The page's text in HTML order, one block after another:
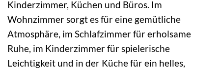
Kinderzimmer, Küchen und Büros. Im
Wohnzimmer sorgt es für eine gemütliche
Atmosphäre, im Schlafzimmer für erholsame
Ruhe, im Kinderzimmer für spielerische
Leichtigkeit und in der Küche für ein helles,